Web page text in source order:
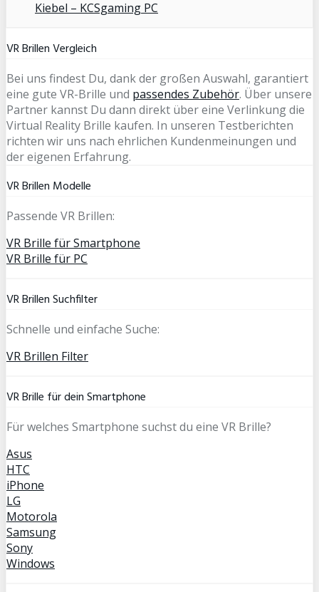
Kiebel – KCSgaming PC
VR Brillen Vergleich
Bei uns findest Du, dank der großen Auswahl, garantiert
eine gute VR-Brille und passendes Zubehör. Über unsere
Partner kannst Du dann direkt über eine Verlinkung die
Virtual Reality Brille kaufen. In unseren Testberichten
richten wir uns nach ehrlichen Kundenmeinungen und
der eigenen Erfahrung.
VR Brillen Modelle
Passende VR Brillen:
VR Brille für Smartphone
VR Brille für PC
VR Brillen Suchfilter
Schnelle und einfache Suche:
VR Brillen Filter
VR Brille für dein Smartphone
Für welches Smartphone suchst du eine VR Brille?
Asus
HTC
iPhone
LG
Motorola
Samsung
Sony
Windows